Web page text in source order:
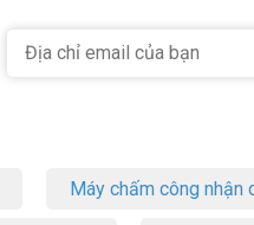
Máy chấm công nhận